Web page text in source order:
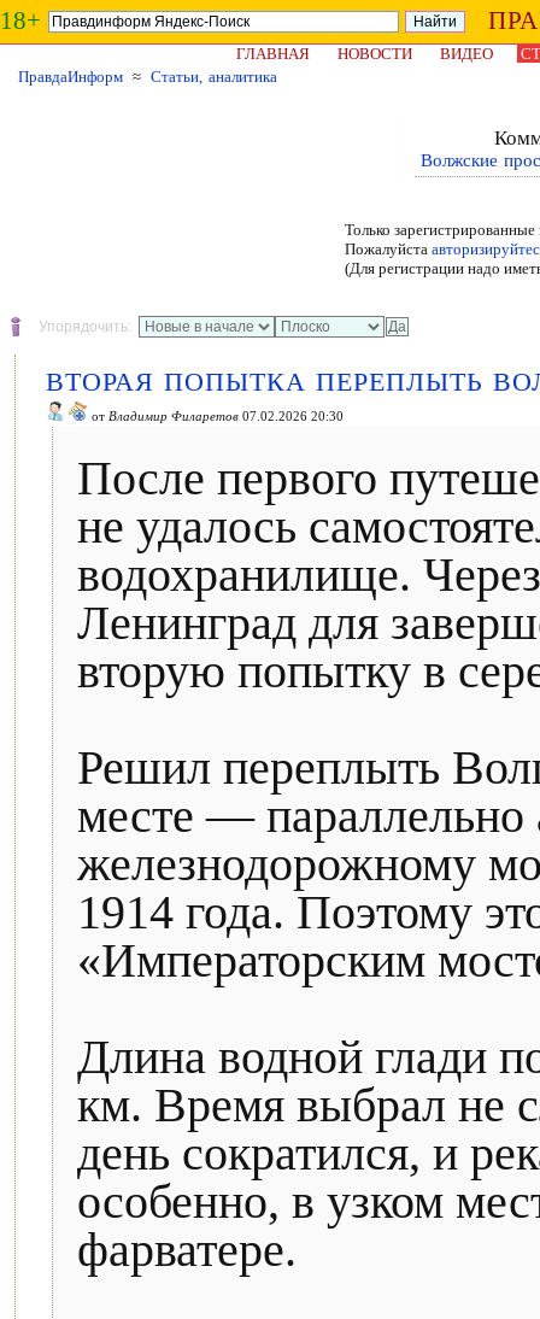
18+
ГЛАВНАЯ НОВОСТИ ВИДЕО
ПравдаИнформ ≈ Статьи, аналитика
Волжские
Только
Пожалуйста
(Для регистрации надо
Упорядочить:
ВТОРАЯ ПОПЫТКА ПЕРЕПЛЫТЬ
от Владимир Филаретов 07.02.2026 20:30
После первого
не удалось
водохранилище.
Ленинград для
вторую попытку в
Решил переплыть
месте — параллельно
железнодорожному
1914 года. Поэтому
«Императорским
Длина водной глади
км. Время выбрал не
день сократился, и
особенно, в узком
фарватере.